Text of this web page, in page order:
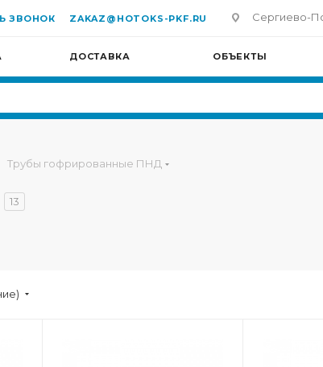
ЗВОНОК ZAKAZ@HOTOKS-PKF.RU Сергиево-
ДОСТАВКА ОБЪЕКТЫ
Трубы гофрированные ПНД
13